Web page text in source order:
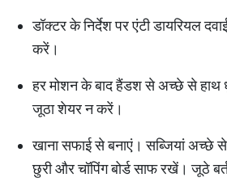
डॉक्टर के निर्देश पर एंटी डायरियल
करें।
हर मोशन के बाद हैंडश से अच्छे से हाथ
जूठा शेयर न करें।
खाना सफाई से बनाएं। सब्जियां अच्छे
छुरी और चॉपिंग बोर्ड साफ रखें। जूठे